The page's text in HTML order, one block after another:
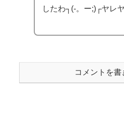
したわ┐(-。ー;)┌ヤレ
コメントを書